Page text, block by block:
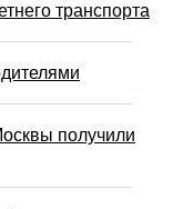
транспорта
получили